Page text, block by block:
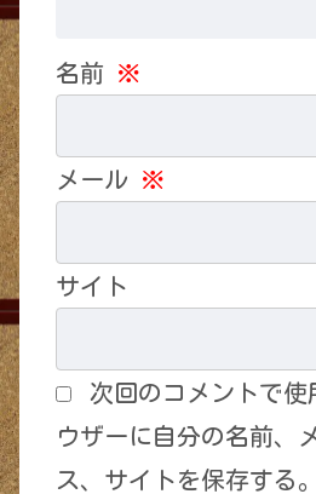
名前 ※
メール ※
サイト
次回のコメントで使
ウザーに自分の名前、
ス、サイトを保存する。